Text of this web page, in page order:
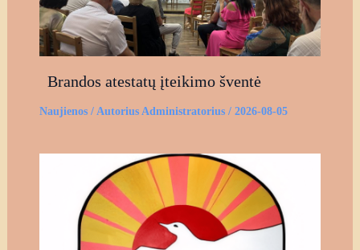
Brandos atestatų įteikimo šventė
Naujienos/ Autorius Administratorius / 2026-08-05